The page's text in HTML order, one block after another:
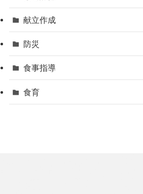
献立作成
防災
食事指導
食育